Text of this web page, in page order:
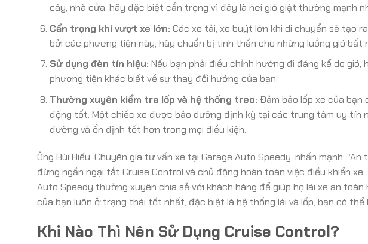
cây, nhà cửa, hãy đặc biệt cẩn trọng vì đây là nơi gió giật thường mạnh
Cẩn trọng khi vượt xe lớn: Các xe tải, xe buýt lớn khi di chuyển sẽ tạo
bởi các phương tiện này, hãy chuẩn bị tinh thần cho những luồng gió bất
Sử dụng đèn tín hiệu: Nếu bạn phải điều chỉnh hướng đi đáng kể do
phương tiện khác biết về sự thay đổi hướng của bạn.
Thường xuyên kiểm tra lốp và hệ thống treo: Đảm bảo lốp xe của
động tốt. Một chiếc xe được bảo dưỡng định kỳ tại các trung tâm uy tín
đường và ổn định tốt hơn trong mọi điều kiện.
Ông Bùi Hiếu, Chuyên gia tư vấn xe tại Garage Auto Speedy, nhấn mạnh:
đừng ngần ngại tắt Cruise Control và chủ động hoàn toàn việc điều khiển
Auto Speedy thường xuyên chia sẻ với khách hàng để giúp họ lái xe an
của bạn luôn ở trạng thái tốt nhất, đặc biệt là hệ thống lái và lốp, bạn có thể
Khi Nào Thì Nên Sử Dụng Cruise Control?